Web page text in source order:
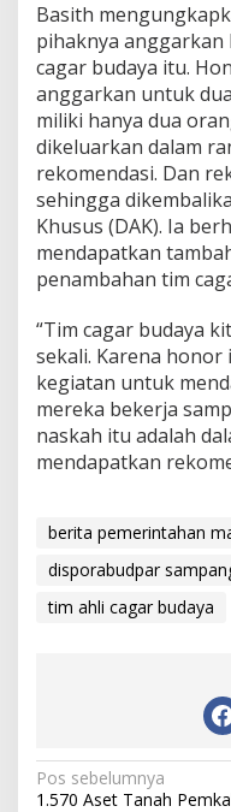
Basith
pihaknya
cagar budaya itu.
anggarkan untuk
miliki hanya dua
dikeluarkan dalam
rekomendasi. Dan
sehingga
Khusus (DAK). Ia
mendapatkan
penambahan tim
“Tim cagar budaya
sekali. Karena
kegiatan untuk
mereka bekerja
naskah itu adalah
mendapatkan
berita pemerintahan
disporabudpar
tim ahli cagar budaya
Navigasi
Pos sebelumnya
1.570 Aset Tanah